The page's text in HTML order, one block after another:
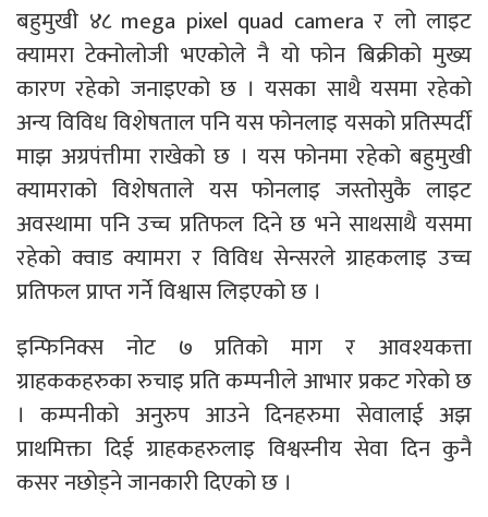
बहुमुखी ४८ mega pixel quad camera र लो लाइट
क्यामरा टेक्नोलोजी भएकोले नै यो फोन बिक्रीको मुख्य
कारण रहेको जनाइएको छ । यसका साथै यसमा रहेको
अन्य विविध विशेषताल पनि यस फोनलाइ यसको प्रतिस्पर्दी
माझ अग्रपंत्तीमा राखेको छ । यस फोनमा रहेको बहुमुखी
क्यामराको विशेषताले यस फोनलाइ जस्तोसुकै लाइट
अवस्थामा पनि उच्च प्रतिफल दिने छ भने साथसाथै यसमा
रहेको क्वाड क्यामरा र विविध सेन्सरले ग्राहकलाइ उच्च
प्रतिफल प्राप्त गर्ने विश्वास लिइएको छ ।
इन्फिनिक्स नोट ७ प्रतिको माग र आवश्यकत्ता
ग्राहककहरुका रुचाइ प्रति कम्पनीले आभार प्रकट गरेको छ
। कम्पनीको अनुरुप आउने दिनहरुमा सेवालाई अझ
प्राथमिक्ता दिई ग्राहकहरुलाइ विश्वस्नीय सेवा दिन कुनै
कसर नछोड्ने जानकारी दिएको छ ।